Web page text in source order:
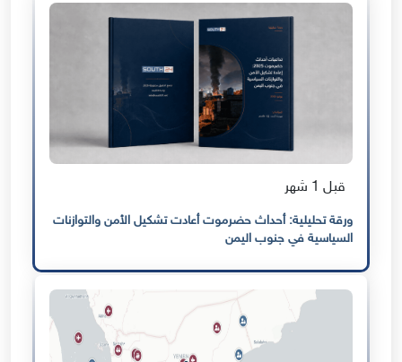
قبل 1 شهر
ورقة تحليلية: أحداث حضرموت أعادت تشكيل الأمن والتوازنات
السياسية في جنوب اليمن